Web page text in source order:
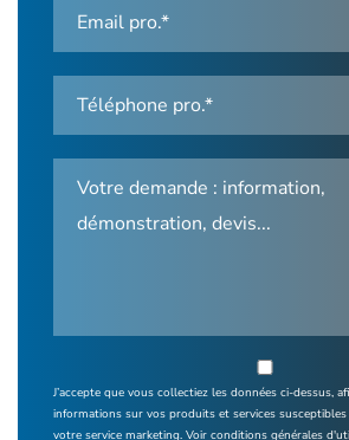
J’accepte que vous collectiez les données ci-dessus,
informations sur vos produits et services susceptibles
votre service marketing. Voir conditions générales